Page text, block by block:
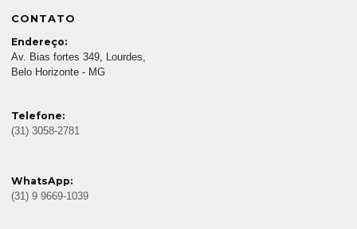
CONTATO
Endereço:
Av. Bias fortes 349, Lourdes,
Belo Horizonte - MG
Telefone:
(31) 3058-2781
WhatsApp:
(31) 9 9669-1039